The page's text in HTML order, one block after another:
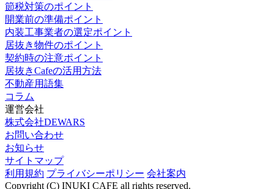
節税対策のポイント
開業前の準備ポイント
内装工事業者の選定ポイント
居抜き物件のポイント
契約時の注意ポイント
居抜きCafeの活用方法
不動産用語集
コラム
運営会社
株式会社DEWARS
お問い合わせ
お知らせ
サイトマップ
利用規約 プライバシーポリシー 会社案内
Copyright (C) INUKI CAFE all rights reserved.